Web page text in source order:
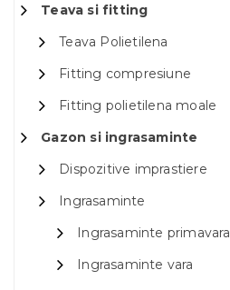
Teava si fitting
Teava Polietilena
Fitting compresiune
Fitting polietilena moale
Gazon si ingrasaminte
Dispozitive imprastiere
Ingrasaminte
Ingrasaminte primavara
Ingrasaminte vara